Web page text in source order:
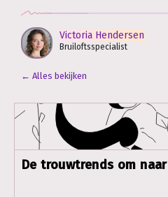
Victoria Hendersen
Bruiloftsspecialist
← Alles bekijken
De trouwtrends om